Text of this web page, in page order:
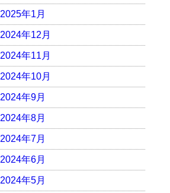
2025年1月
2024年12月
2024年11月
2024年10月
2024年9月
2024年8月
2024年7月
2024年6月
2024年5月